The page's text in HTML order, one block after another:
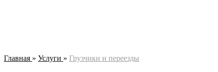
Главная » Услуги » Грузчики и переезды